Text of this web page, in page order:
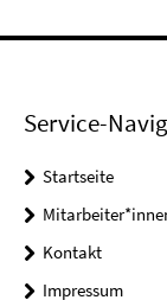
Service-
Startseite
Kontakt
Impressum